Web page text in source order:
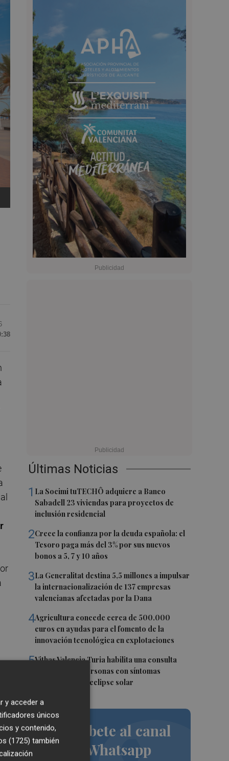
Últimas Noticias
1 La Socimi tuTECHÔ adquiere a Banco
Sabadell 23 viviendas para proyectos de
inclusión residencial
2Crece la confianza por la deuda española: el
Tesoro paga más del 3% por sus nuevos
bonos a 5, 7 y 10 años
3La Generalitat destina 5,5 millones a impulsar
la internacionalización de 137 empresas
valencianas afectadas por la Dana
4Agricultura concede cerca de 500.000
euros en ayudas para el fomento de la
innovación tecnológica en explotaciones
5Vithas Valencia Turia habilita una consulta
gratuita para personas con síntomas
oculares tras el eclipse solar
Suscríbete al canal
de Whatsapp
y acceder a
únicos
y contenido,
(1725) también